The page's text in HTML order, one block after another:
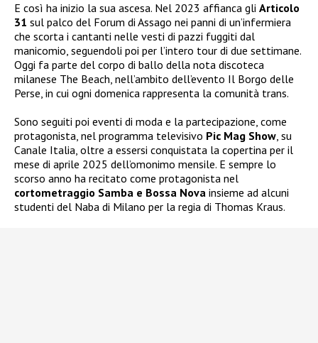
E così ha inizio la sua ascesa. Nel 2023 affianca gli Articolo
31 sul palco del Forum di Assago nei panni di un’infermiera
che scorta i cantanti nelle vesti di pazzi fuggiti dal
manicomio, seguendoli poi per l’intero tour di due settimane.
Oggi fa parte del corpo di ballo della nota discoteca
milanese The Beach, nell’ambito dell’evento Il Borgo delle
Perse, in cui ogni domenica rappresenta la comunità trans.
Sono seguiti poi eventi di moda e la partecipazione, come
protagonista, nel programma televisivo Pic Mag Show, su
Canale Italia, oltre a essersi conquistata la copertina per il
mese di aprile 2025 dell’omonimo mensile. E sempre lo
scorso anno ha recitato come protagonista nel
cortometraggio Samba e Bossa Nova insieme ad alcuni
studenti del Naba di Milano per la regia di Thomas Kraus.